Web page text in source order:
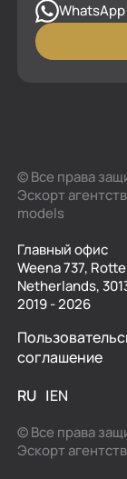
WhatsApp
© Все права
Эскорт
models
Главный офис
Weena 737,
Netherlands,
2019 - 2026
соглашение
RU
EN
© Все права
Эскорт